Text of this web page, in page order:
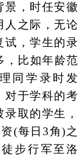
景，时任安徽
人之际，无论
试，学生的录
，比如年龄范
同学录时发
对于学科的考
取的学生，
(每日3角)之
步行军至洛